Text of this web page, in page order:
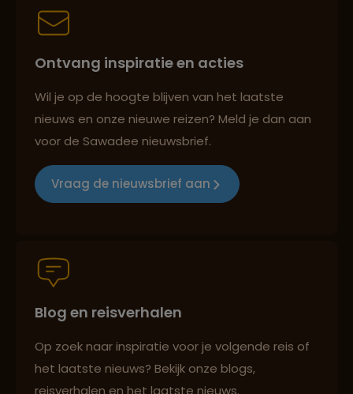
Best beoordeelde reisroutes
Groepsreizen mét indivuele vrijheid
Best beoordeelde reisroutes
Reizen met oog voor mens, cultuur en milieu
Ontvang inspiratie en acties
Wil je op de hoogte blijven van het laatste
nieuws en onze nieuwe reizen? Meld je dan aan
voor de Sawadee nieuwsbrief.
Vraag de nieuwsbrief aan
Blog en reisverhalen
Op zoek naar inspiratie voor je volgende reis of
het laatste nieuws? Bekijk onze blogs,
reisverhalen en het laatste nieuws.